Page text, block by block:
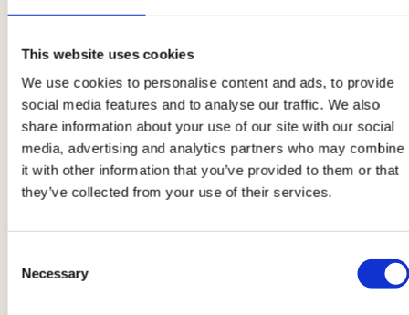
This website uses cookies
We use cookies to personalise content and ads, to provide
social media features and to analyse our traffic. We also
share information about your use of our site with our social
media, advertising and analytics partners who may combine
it with other information that you’ve provided to them or that
they’ve collected from your use of their services.
Selection
Necessary
mit sehr wenig Öl und einer Prise Salz.
2
Erhitzen Sie die Grillplatte und kochen Sie die
AIA reine Schweineburger von beiden Seiten.
Legen Sie den Schweineburger auf den Teller
und fügen Sie mit Hilfe des Ausstechrings die
Mozzarella und die Kirschtomaten hinzu.